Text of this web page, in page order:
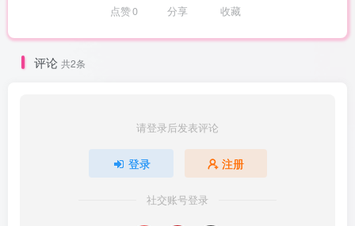
点赞0 分享 收藏
评论 共2条
请登录后发表评论
登录 注册
社交账号登录